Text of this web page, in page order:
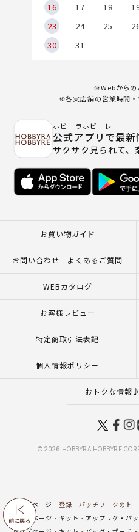
前に戻る
16
17 18
23
24 25
30
31
※Webからの
※各実店舗の営業時間・
ホビーラホビーレ
公式アプリで最新
サクサク見られて、
お買い物ガイド
お問い合わせ - よくあるご質問
WEBカタログ
お客様レビュー
特定商取引法表記
個人情報ポリシー
おトクな情報
© 2026 HOBBYRA HOBBYRE
トップページ 登録
パッチワークのト
トップページ
キット アップリケ・パ